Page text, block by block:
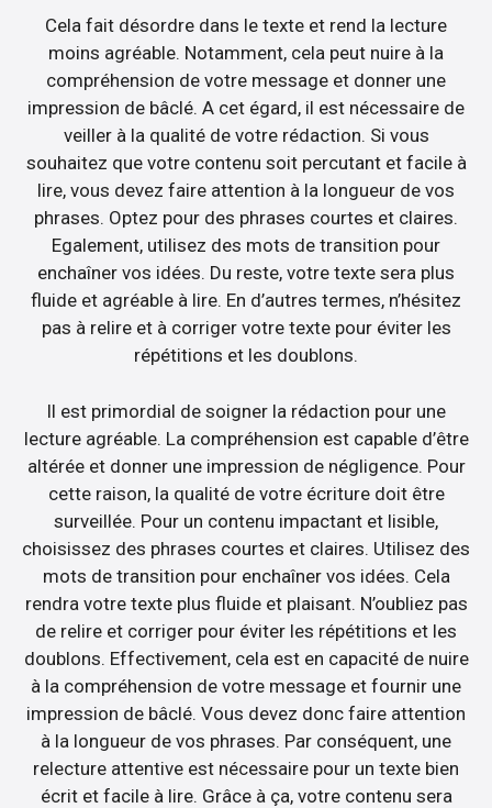
Cela fait désordre dans le texte et rend la lecture
moins agréable. Notamment, cela peut nuire à la
compréhension de votre message et donner une
impression de bâclé. A cet égard, il est nécessaire de
veiller à la qualité de votre rédaction. Si vous
souhaitez que votre contenu soit percutant et facile à
lire, vous devez faire attention à la longueur de vos
phrases. Optez pour des phrases courtes et claires.
Egalement, utilisez des mots de transition pour
enchaîner vos idées. Du reste, votre texte sera plus
fluide et agréable à lire. En d’autres termes, n’hésitez
pas à relire et à corriger votre texte pour éviter les
répétitions et les doublons.
Il est primordial de soigner la rédaction pour une
lecture agréable. La compréhension est capable d’être
altérée et donner une impression de négligence. Pour
cette raison, la qualité de votre écriture doit être
surveillée. Pour un contenu impactant et lisible,
choisissez des phrases courtes et claires. Utilisez des
mots de transition pour enchaîner vos idées. Cela
rendra votre texte plus fluide et plaisant. N’oubliez pas
de relire et corriger pour éviter les répétitions et les
doublons. Effectivement, cela est en capacité de nuire
à la compréhension de votre message et fournir une
impression de bâclé. Vous devez donc faire attention
à la longueur de vos phrases. Par conséquent, une
relecture attentive est nécessaire pour un texte bien
écrit et facile à lire. Grâce à ça, votre contenu sera